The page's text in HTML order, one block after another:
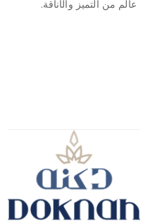
عالم من التميز والأناقة.